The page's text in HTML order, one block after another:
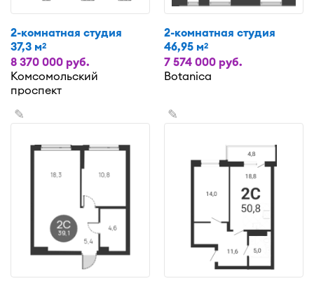
2-комнатная студия
37,3 м2
8 370 000 руб.
Комсомольский
проспект
2-комнатная студия
46,95 м2
7 574 000 руб.
Botanica
✎ ✎